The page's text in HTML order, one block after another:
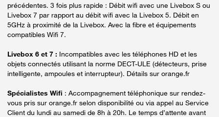
précédentes. 3 fois plus rapide : Débit wifi avec une Livebox S ou
Livebox 7 par rapport au débit wifi avec la Livebox 5. Débit en
5GHz à proximité de la Livebox. Avec la fibre et équipements
compatibles Wifi 7.
Livebox 6 et 7 : Incompatibles avec les téléphones HD et les
objets connectés utilisant la norme DECT-ULE (détecteurs, prise
intelligente, ampoules et interrupteur). Détails sur orange.fr
Spécialistes Wifi : Accompagnement téléphonique sur rendez-
vous pris sur orange.fr selon disponibilité ou via appel au Service
Client du lundi au samedi de 8h à 20h. Le temps d’attente avant